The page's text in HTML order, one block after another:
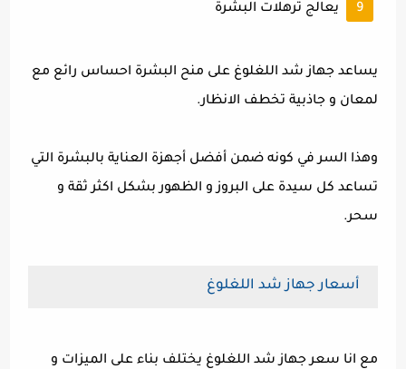
يعالج ترهلات البشرة
يساعد جهاز شد اللغلوغ على منح البشرة احساس رائع مع
لمعان و جاذبية تخطف الانظار.
وهذا السر في كونه ضمن أفضل أجهزة العناية بالبشرة التي
تساعد كل سيدة على البروز و الظهور بشكل اكثر ثقة و
سحر.
أسعار جهاز شد اللغلوغ
مع انا سعر جهاز شد اللغلوغ يختلف بناء على الميزات و